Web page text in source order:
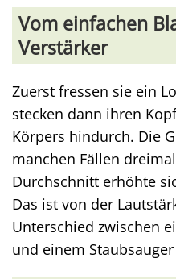
Vom einfachen
Verstärker
Zuerst fressen sie ein
stecken dann ihren
Körpers hindurch. Die
manchen Fällen
Durchschnitt erhöhte
Das ist von der
Unterschied zwischen
und einem